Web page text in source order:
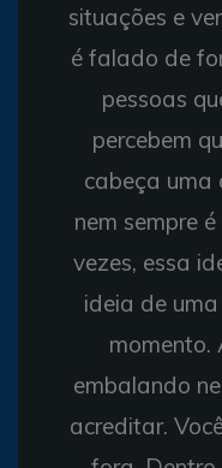
situações e
é falado de
pessoas
percebem
cabeça uma
nem sempre
vezes, essa
ideia de
momento.
embalando
acreditar.